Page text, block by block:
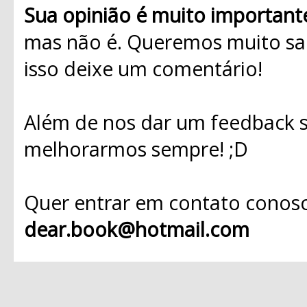
Sua opinião é muito
mas não é. Queremos muito
isso deixe um comentário!
Além de nos dar um
melhorarmos sempre! ;D
Quer entrar em contato
dear.book@hotmail.com